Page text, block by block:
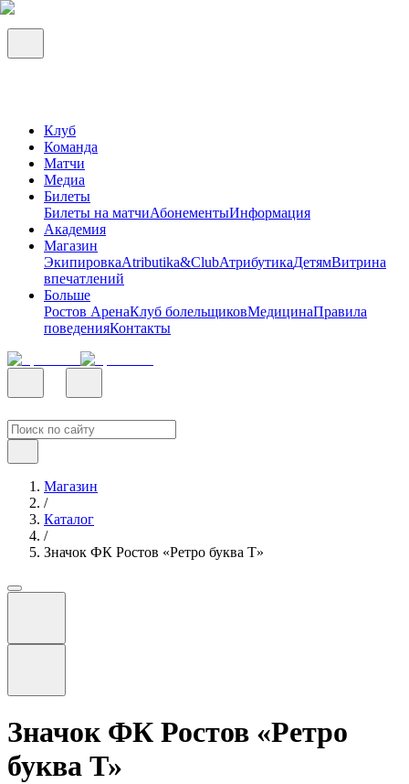
Клуб
Команда
Матчи
Медиа
Билеты
Билеты на матчиАбонементыИнформация
Академия
Магазин
ЭкипировкаAtributika&ClubАтрибутикаДетямВитрина
впечатлений
Больше
Ростов АренаКлуб болельщиковМедицинаПравила
поведенияКонтакты
Магазин
/
Каталог
/
Значок ФК Ростов «Ретро буква Т»
Значок ФК Ростов «Ретро
буква Т»